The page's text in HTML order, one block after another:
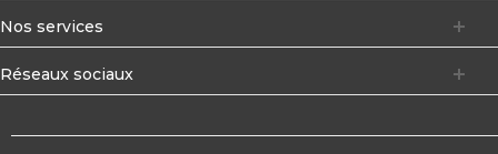
Nos services
Réseaux sociaux